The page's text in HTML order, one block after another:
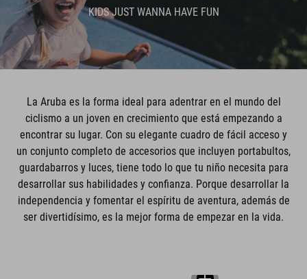
KIDS JUST WANNA HAVE FUN
La Aruba es la forma ideal para adentrar en el mundo del
ciclismo a un joven en crecimiento que está empezando a
encontrar su lugar. Con su elegante cuadro de fácil acceso y
un conjunto completo de accesorios que incluyen portabultos,
guardabarros y luces, tiene todo lo que tu niño necesita para
desarrollar sus habilidades y confianza. Porque desarrollar la
independencia y fomentar el espíritu de aventura, además de
ser divertidísimo, es la mejor forma de empezar en la vida.